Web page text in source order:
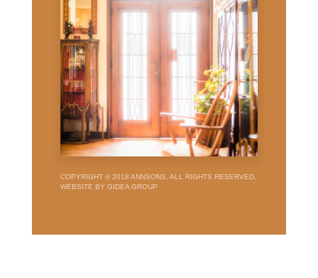
COPYRIGHT © 2018 ANNSONS, ALL RIGHTS RESERVED,
WEBSITE BY GIDEA GROUP